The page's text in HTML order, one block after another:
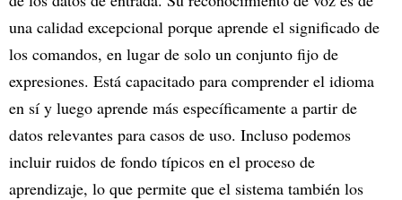
una calidad excepcional porque aprende el significado de
los comandos, en lugar de solo un conjunto fijo de
expresiones. Está capacitado para comprender el idioma
en sí y luego aprende más específicamente a partir de
datos relevantes para casos de uso. Incluso podemos
incluir ruidos de fondo típicos en el proceso de
aprendizaje, lo que permite que el sistema también los